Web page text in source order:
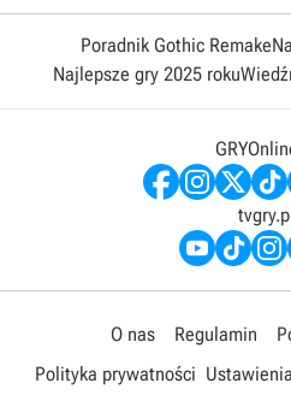
Poradnik Gothic Remake
Najlepsze gry 2025 roku
O nas Regulamin
Polityka prywatności